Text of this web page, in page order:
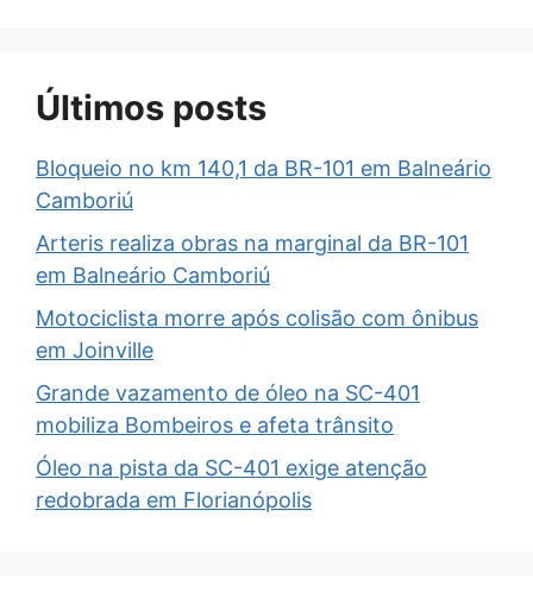
Últimos posts
Bloqueio no km 140,1 da BR-101 em Balneário
Camboriú
Arteris realiza obras na marginal da BR-101
em Balneário Camboriú
Motociclista morre após colisão com ônibus
em Joinville
Grande vazamento de óleo na SC-401
mobiliza Bombeiros e afeta trânsito
Óleo na pista da SC-401 exige atenção
redobrada em Florianópolis